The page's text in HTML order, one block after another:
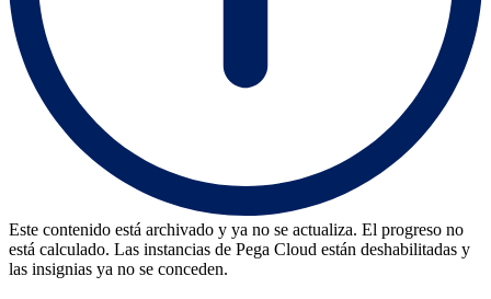
Este contenido está archivado y ya no se actualiza. El progreso no
está calculado. Las instancias de Pega Cloud están deshabilitadas y
las insignias ya no se conceden.